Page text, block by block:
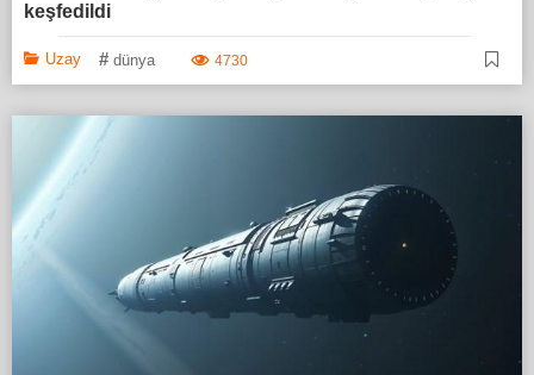
keşfedildi
Uzay # dünya 4730